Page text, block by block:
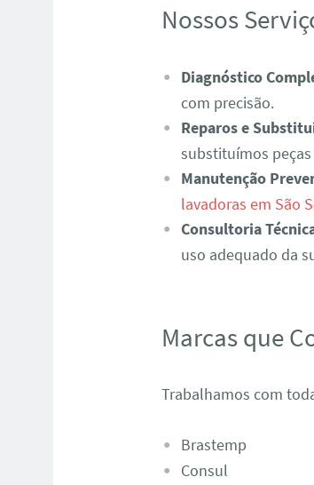
Nossos
Diagnóstico
com precisão.
Reparos e
substituímos
Manutenção
lavadoras em São
Consultoria
uso adequado da
Marcas que
Trabalhamos com
Brastemp
Consul